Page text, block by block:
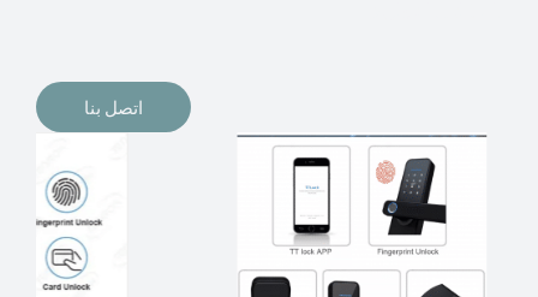
اتصل بنا